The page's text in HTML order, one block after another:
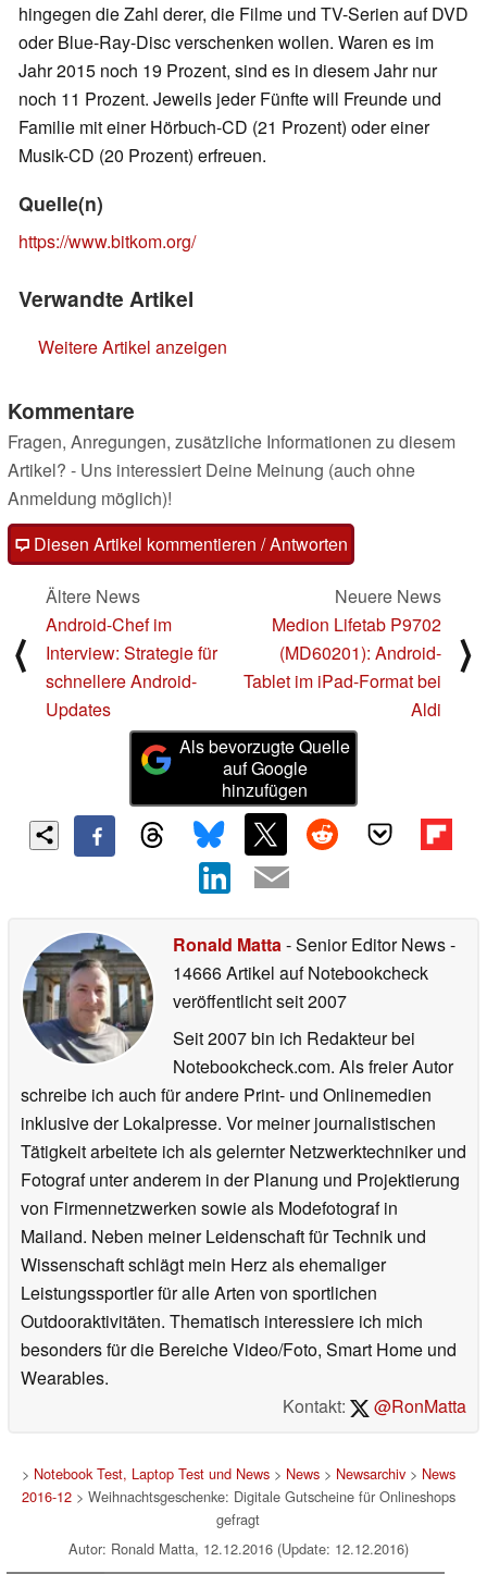
hingegen die Zahl derer, die Filme und TV-Serien auf DVD
oder Blue-Ray-Disc verschenken wollen. Waren es im
Jahr 2015 noch 19 Prozent, sind es in diesem Jahr nur
noch 11 Prozent. Jeweils jeder Fünfte will Freunde und
Familie mit einer Hörbuch-CD (21 Prozent) oder einer
Musik-CD (20 Prozent) erfreuen.
Quelle(n)
https://www.bitkom.org/
Verwandte Artikel
Weitere Artikel anzeigen
Kommentare
Fragen, Anregungen, zusätzliche Informationen zu diesem
Artikel? - Uns interessiert Deine Meinung (auch ohne
Anmeldung möglich)!
Diesen Artikel kommentieren / Antworten
⟨
Ältere News
Android-Chef im
Interview: Strategie für
schnellere Android-
Updates
Neuere News
Medion Lifetab P9702
(MD60201): Android-
Tablet im iPad-Format bei
Aldi
⟩
Als bevorzugte Quelle
auf Google
hinzufügen
Ronald Matta- Senior Editor News-
14666 Artikel auf Notebookcheck
veröffentlichtseit 2007
Seit 2007 bin ich Redakteur bei
Notebookcheck.com. Als freier Autor
schreibe ich auch für andere Print- und Onlinemedien
inklusive der Lokalpresse. Vor meiner journalistischen
Tätigkeit arbeitete ich als gelernter Netzwerktechniker und
Fotograf unter anderem in der Planung und Projektierung
von Firmennetzwerken sowie als Modefotograf in
Mailand. Neben meiner Leidenschaft für Technik und
Wissenschaft schlägt mein Herz als ehemaliger
Leistungssportler für alle Arten von sportlichen
Outdooraktivitäten. Thematisch interessiere ich mich
besonders für die Bereiche Video/Foto, Smart Home und
Wearables.
Kontakt:
@RonMatta
> Notebook Test, Laptop Test und News> News> Newsarchiv> News
2016-12> Weihnachtsgeschenke: Digitale Gutscheine für Onlineshops
gefragt
Autor: Ronald Matta, 12.12.2016 (Update: 12.12.2016)